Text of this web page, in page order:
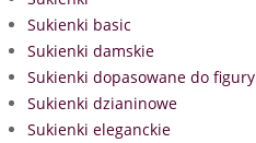
Sukienki basic
Sukienki damskie
Sukienki dopasowane do figury
Sukienki dzianinowe
Sukienki eleganckie